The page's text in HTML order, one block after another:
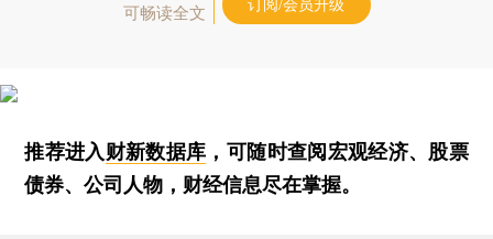
可畅读全文
订阅/会员升级
推荐进入财新数据库 ，可随时查阅宏观经济、股票
债券、公司人物，财经信息尽在掌握。